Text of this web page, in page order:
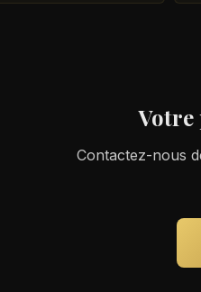
Votre
Contactez-nous